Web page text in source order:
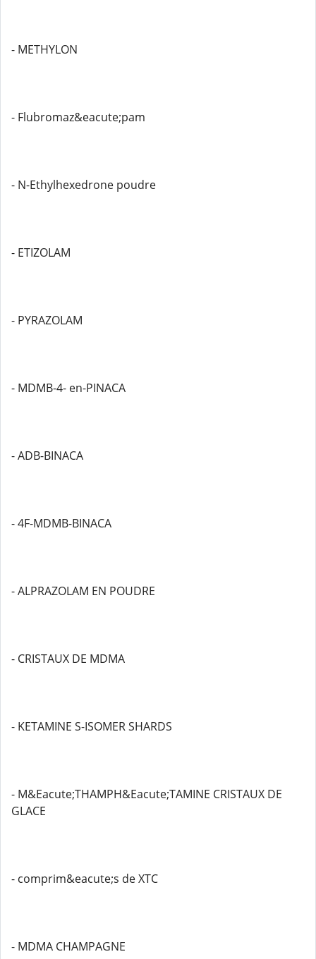
- METHYLON
- Flubromaz&eacute;pam
- N-Ethylhexedrone poudre
- ETIZOLAM
- PYRAZOLAM
- MDMB-4- en-PINACA
- ADB-BINACA
- 4F-MDMB-BINACA
- ALPRAZOLAM EN POUDRE
- CRISTAUX DE MDMA
- KETAMINE S-ISOMER SHARDS
- M&Eacute;THAMPH&Eacute;TAMINE CRISTAUX DE
GLACE
- comprim&eacute;s de XTC
- MDMA CHAMPAGNE